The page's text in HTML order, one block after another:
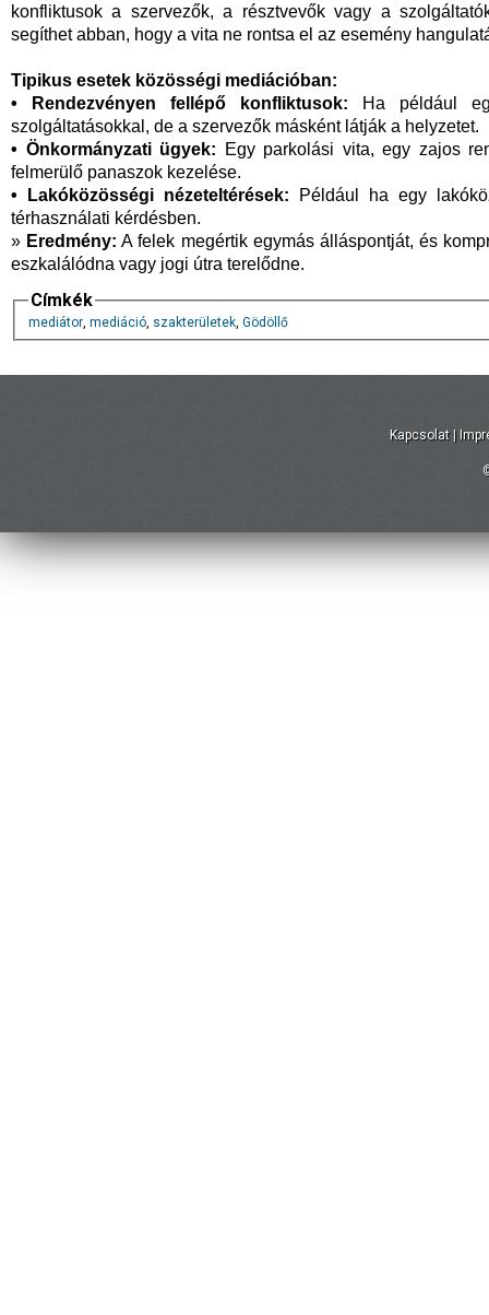
konfliktusok a szervezők, a résztvevők vagy a
segíthet abban, hogy a vita ne rontsa el az esemény
Tipikus esetek közösségi mediációban:
• Rendezvényen fellépő konfliktusok: Ha például
szolgáltatásokkal, de a szervezők másként látják a helyzetet.
• Önkormányzati ügyek: Egy parkolási vita, egy zajos
felmerülő panaszok kezelése.
• Lakóközösségi nézeteltérések: Például ha egy
térhasználati kérdésben.
» Eredmény: A felek megértik egymás álláspontját, és
eszkalálódna vagy jogi útra terelődne.
Címkék
mediátor, mediáció, szakterületek, Gödöllő
Kapcsolat |